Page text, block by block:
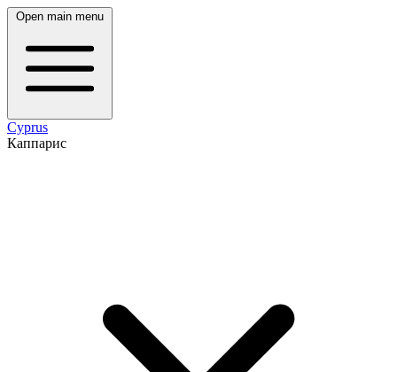
Open main menu
Cyprus
Каппарис